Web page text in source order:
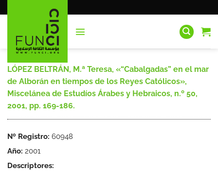
al
LÓPEZ BELTRÁN, M.ª Teresa, «“Cabalgadas” en el mar
de Alborán en tiempos de los Reyes Católicos»,
Miscelánea de Estudíos Árabes y Hebraicos, n.º 50,
2001, pp. 169-186.
Nº Registro: 60948
Año: 2001
Descriptores: